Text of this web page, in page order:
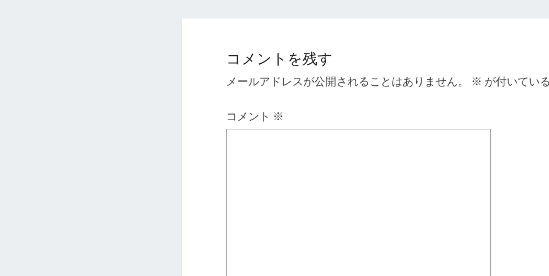
コメントを残す
メールアドレスが公開されることはありません。 ※ が付いてい
コメント ※